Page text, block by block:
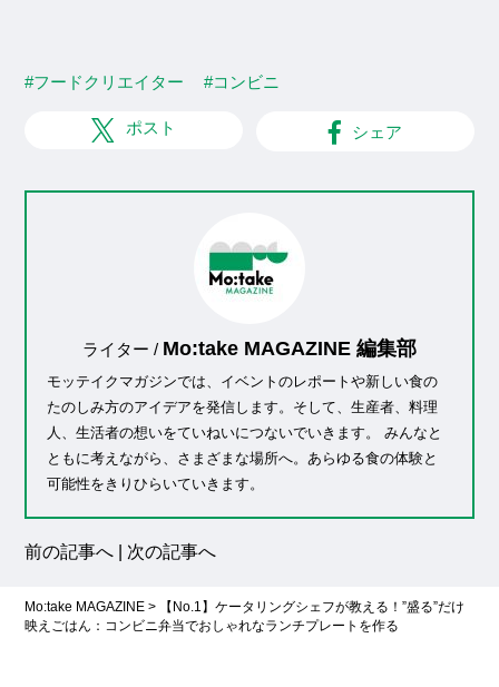
#フードクリエイター #コンビニ
ポスト シェア
ライター / Mo:take MAGAZINE 編集部
モッテイクマガジンでは、イベントのレポートや新しい食の
たのしみ方のアイデアを発信します。そして、生産者、料理
人、生活者の想いをていねいにつないでいきます。 みんなと
ともに考えながら、さまざまな場所へ。あらゆる食の体験と
可能性をきりひらいていきます。
前の記事へ 次の記事へ
Mo:take MAGAZINE >
【No.1】ケータリングシェフが教える！”盛る”だけ
映えごはん：コンビニ弁当でおしゃれなランチプレートを作る